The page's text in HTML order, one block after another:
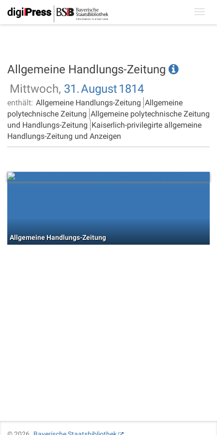
Allgemeine Handlungs-Zeitung
Mittwoch, 31.August 1814
enthält: Allgemeine Handlungs-Zeitung Allgemeine
polytechnische Zeitung Allgemeine polytechnische Zeitung
und Handlungs-Zeitung Kaiserlich-privilegirte allgemeine
Handlungs-Zeitung und Anzeigen
Allgemeine Handlungs-Zeitung